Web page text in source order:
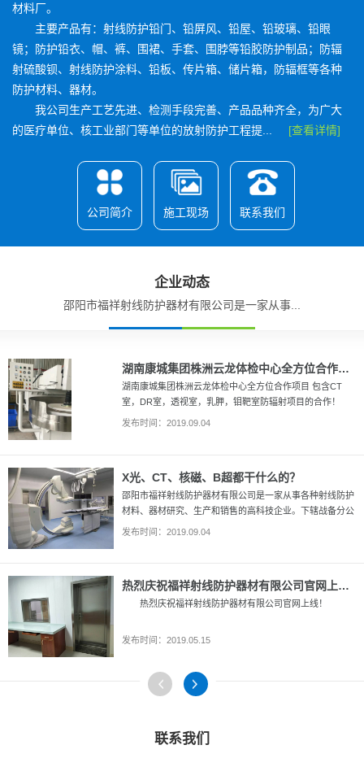
材料厂。
主要产品有：射线防护铅门、铅屏风、铅屋、铅玻璃、铅眼
镜；防护铅衣、帽、裤、围裙、手套、围脖等铅胶防护制品；防辐
射硫酸钡、射线防护涂料、铅板、传片箱、储片箱，防辐框等各种
防护材料、器材。
我公司生产工艺先进、检测手段完善、产品品种齐全，为广大
的医疗单位、核工业部门等单位的放射防护工程提... [查看详情]
公司简介 施工现场 联系我们
企业动态
邵阳市福祥射线防护器材有限公司是一家从事...
湖南康城集团株洲云龙体检中心全方位合作项目
湖南康城集团株洲云龙体检中心全方位合作项目 包含CT
室，DR室，透视室，乳胛，钼靶室防辐射项目的合作！
发布时间：2019.09.04
X光、CT、核磁、B超都干什么的？
邵阳市福祥射线防护器材有限公司是一家从事各种射线防护
材料、器材研究、生产和销售的高科技企业。下辖战备分公
司、防辐材料厂。手机：13508421615
发布时间：2019.09.04
热烈庆祝福祥射线防护器材有限公司官网上线！
热烈庆祝福祥射线防护器材有限公司官网上线！
发布时间：2019.05.15
联系我们